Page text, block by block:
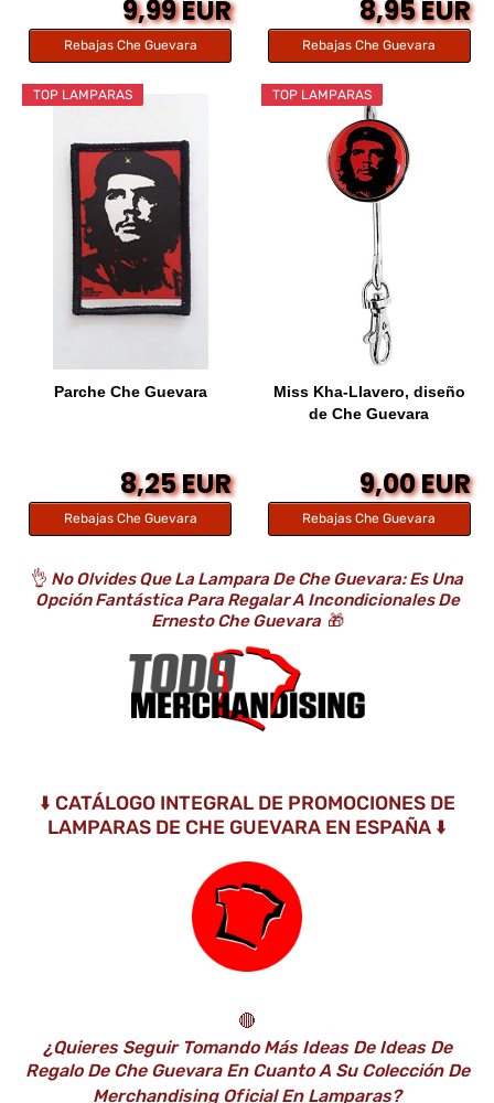
9,99 EUR
Rebajas Che Guevara
8,95 EUR
Rebajas Che Guevara
TOP LAMPARAS
Parche Che Guevara
8,25 EUR
Rebajas Che Guevara
TOP LAMPARAS
Miss Kha-Llavero, diseño
de Che Guevara
9,00 EUR
Rebajas Che Guevara
👌 No Olvides Que La Lampara De Che Guevara: Es Una
Opción Fantástica Para Regalar A Incondicionales De
Ernesto Che Guevara 🎁
⬇️ CATÁLOGO INTEGRAL DE PROMOCIONES DE
LAMPARAS DE CHE GUEVARA EN ESPAÑA ⬇️
🔴
¿Quieres Seguir Tomando Más Ideas De Ideas De
Regalo De Che Guevara En Cuanto A Su Colección De
Merchandising Oficial En Lamparas?